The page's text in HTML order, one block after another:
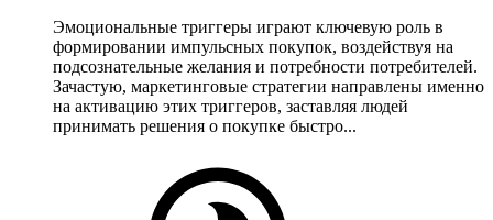
Эмоциональные триггеры играют ключевую роль в
формировании импульсных покупок, воздействуя на
подсознательные желания и потребности потребителей.
Зачастую, маркетинговые стратегии направлены именно
на активацию этих триггеров, заставляя людей
принимать решения о покупке быстро...